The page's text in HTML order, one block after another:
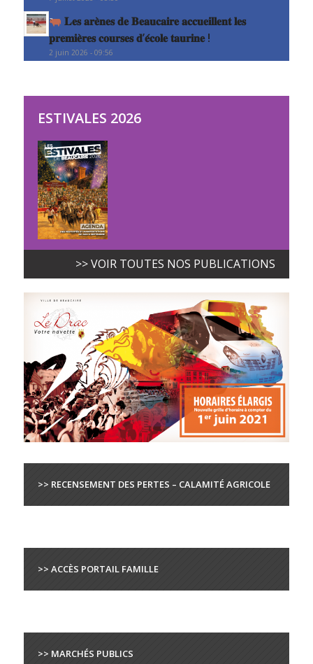
𝐋𝐞𝐬 𝐚𝐫𝐞̀𝐧𝐞𝐬 𝐝𝐞 𝐁𝐞𝐚𝐮𝐜𝐚𝐢𝐫𝐞 𝐚𝐜𝐜𝐮𝐞𝐢𝐥𝐥𝐞𝐧𝐭 𝐥𝐞𝐬
𝐩𝐫𝐞𝐦𝐢𝐞̀𝐫𝐞𝐬 𝐜𝐨𝐮𝐫𝐬𝐞𝐬 𝐝’𝐞́𝐜𝐨𝐥𝐞 𝐭𝐚𝐮𝐫𝐢𝐧𝐞 !
2 juin 2026 - 09:56
ESTIVALES 2026
>> VOIR TOUTES NOS PUBLICATIONS
>> RECENSEMENT DES PERTES – CALAMITÉ AGRICOLE
>> ACCÈS PORTAIL FAMILLE
>> MARCHÉS PUBLICS